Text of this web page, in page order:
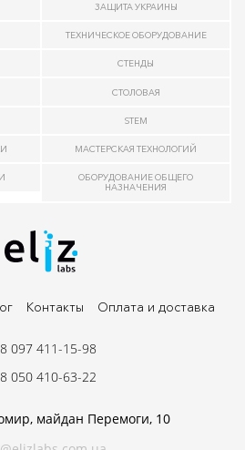
ЗАЩИТА УКРАИНЫ
ТЕХНИЧЕСКОЕ ОБОРУДОВАНИЕ
СТЕНДЫ
СТОЛОВАЯ
STEM
МАСТЕРСКАЯ ТЕХНОЛОГИЙ
ОБОРУДОВАНИЕ ОБЩЕГО
НАЗНАЧЕНИЯ
Контакты Оплата и доставка
майдан Перемоги, 10
097 411-15-98
050 410-63-22